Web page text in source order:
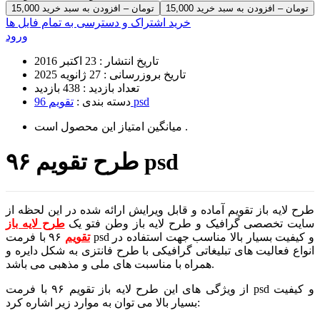
15,000 تومان – افزودن به سبد خرید
خرید اشتراک و دسترسی به تمام فایل ها
ورود
تاریخ انتشار : 23 اکتبر 2016
تاریخ بروزرسانی : 27 ژانویه 2025
تعداد بازدید : 438 بازدید
دسته بندی : تقویم 96 psd
میانگین امتیاز این محصول است .
طرح تقویم ۹۶ psd
طرح لایه باز تقویم آماده و قابل ویرایش ارائه شده در این لحظه از
سایت تخصصی گرافیک و طرح لایه باز وطن فتو یکطرح لایه باز
تقویم
۹۶ با فرمت psd و کیفیت بسیار بالا مناسب جهت استفاده در
انواع فعالیت های تبلیغاتی گرافیکی با طرح فانتزی به شکل دایره و
همراه با مناسبت های ملی و مذهبی می باشد.
از ویژگی های این طرح لایه باز تقویم ۹۶ با فرمت psd و کیفیت
بسیار بالا می توان به موارد زیر اشاره کرد: